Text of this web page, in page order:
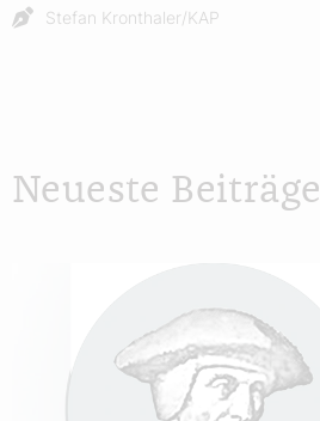
Stefan Kronthaler/KAP
Neueste Beiträge